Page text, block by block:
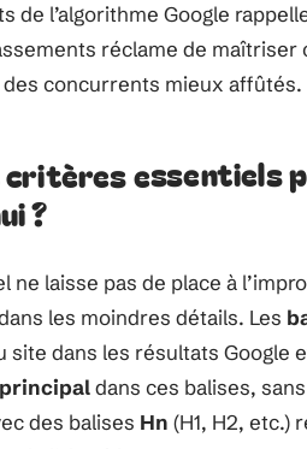
de l’algorithme Google
réclame de
concurrents mieux affûtés.
critères essentiels
?
ne laisse pas de place à
les moindres détails. Les
site dans les résultats
dans ces balises,
des balises Hn (H1, H2, etc.)